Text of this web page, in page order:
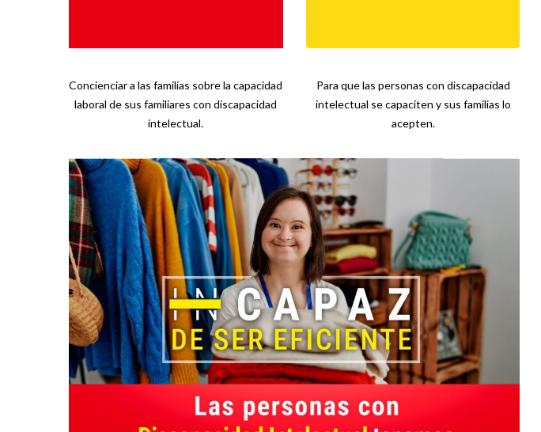
Concienciar a las familias sobre la capacidad
laboral de sus familiares con discapacidad
intelectual.
Para que las personas con discapacidad
intelectual se capaciten y sus familias lo
acepten.